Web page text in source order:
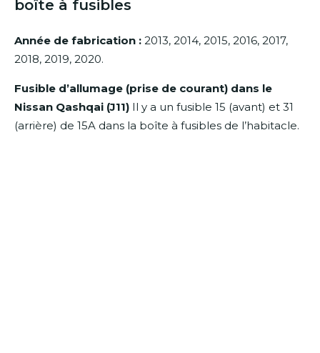
boîte à fusibles
Année de fabrication : 2013, 2014, 2015, 2016, 2017,
2018, 2019, 2020.
Fusible d’allumage (prise de courant) dans le
Nissan Qashqai (J11) Il y a un fusible 15 (avant) et 31
(arrière) de 15A dans la boîte à fusibles de l’habitacle.